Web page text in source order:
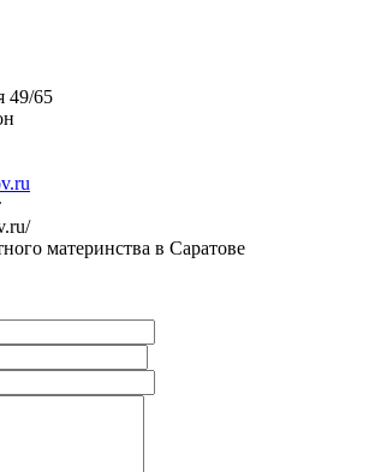
49/65
материнства в Саратове